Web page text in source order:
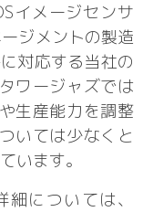
イメージセンサ
ジメントの製造
対応する当社の
ワージャズでは
生産能力を調整
いては少なくと
います。
については、